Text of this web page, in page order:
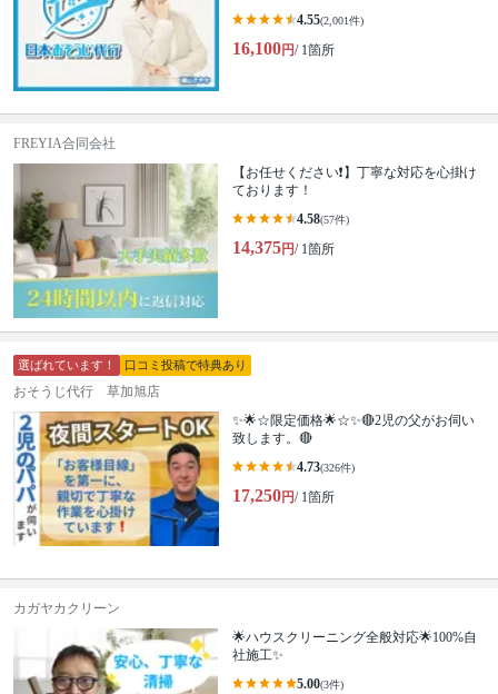
4.55(2,001件)
16,100円/ 1箇所
FREYIA合同会社
【お任せください❗️】丁寧な対応を心掛け
ております！
4.58(57件)
14,375円/ 1箇所
選ばれています！ 口コミ投稿で特典あり
おそうじ代行 草加旭店
✨🌟☆限定価格🌟☆✨🔴2児の父がお伺い
致します。🔴
4.73(326件)
17,250円/ 1箇所
カガヤカクリーン
🌟ハウスクリーニング全般対応🌟100%自
社施工✨
5.00(3件)